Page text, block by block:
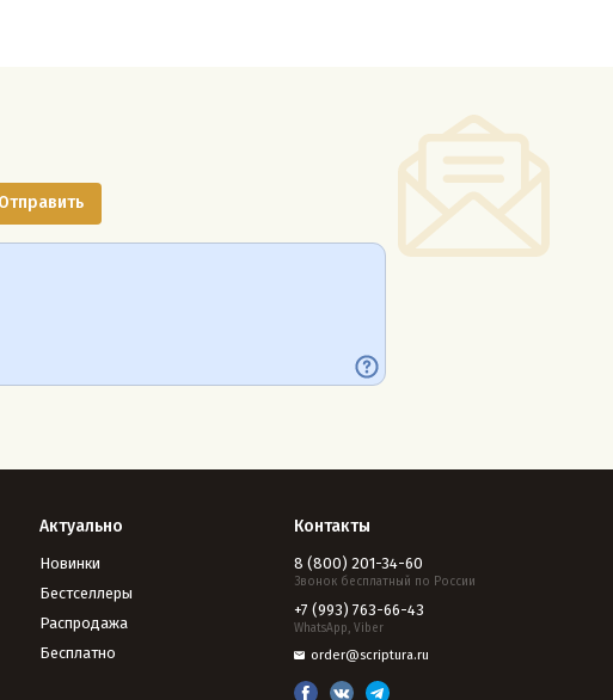
Актуально
Новинки
Бестселлеры
Распродажа
Бесплатно
Контакты
8 (800) 201-34-60
Звонок бесплатный по России
+7 (993) 763-66-43
WhatsApp, Viber
order@scriptura.ru